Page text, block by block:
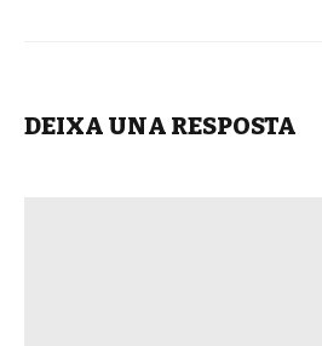
DEIXA UNA RESPOSTA